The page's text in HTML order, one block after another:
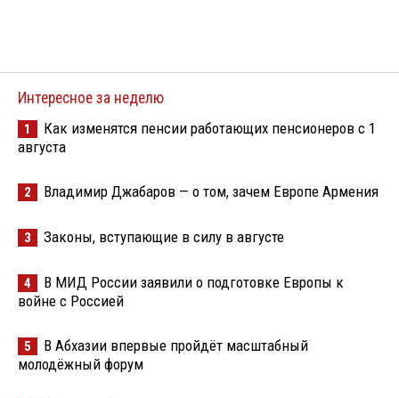
Интересное за неделю
1
Как изменятся пенсии работающих пенсионеров с 1
августа
2 Владимир Джабаров — о том, зачем Европе Армения
3 Законы, вступающие в силу в августе
4
В МИД России заявили о подготовке Европы к
войне с Россией
5
В Абхазии впервые пройдёт масштабный
молодёжный форум